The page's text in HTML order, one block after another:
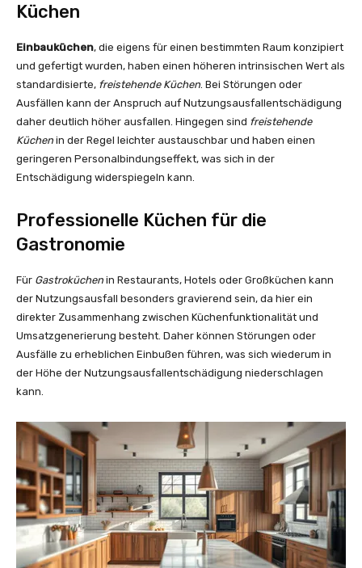
Küchen
Einbauküchen, die eigens für einen bestimmten Raum konzipiert
und gefertigt wurden, haben einen höheren intrinsischen Wert als
standardisierte, freistehende Küchen. Bei Störungen oder
Ausfällen kann der Anspruch auf Nutzungsausfallentschädigung
daher deutlich höher ausfallen. Hingegen sind freistehende
Küchen in der Regel leichter austauschbar und haben einen
geringeren Personalbindungseffekt, was sich in der
Entschädigung widerspiegeln kann.
Professionelle Küchen für die
Gastronomie
Für Gastroküchen in Restaurants, Hotels oder Großküchen kann
der Nutzungsausfall besonders gravierend sein, da hier ein
direkter Zusammenhang zwischen Küchenfunktionalität und
Umsatzgenerierung besteht. Daher können Störungen oder
Ausfälle zu erheblichen Einbußen führen, was sich wiederum in
der Höhe der Nutzungsausfallentschädigung niederschlagen
kann.